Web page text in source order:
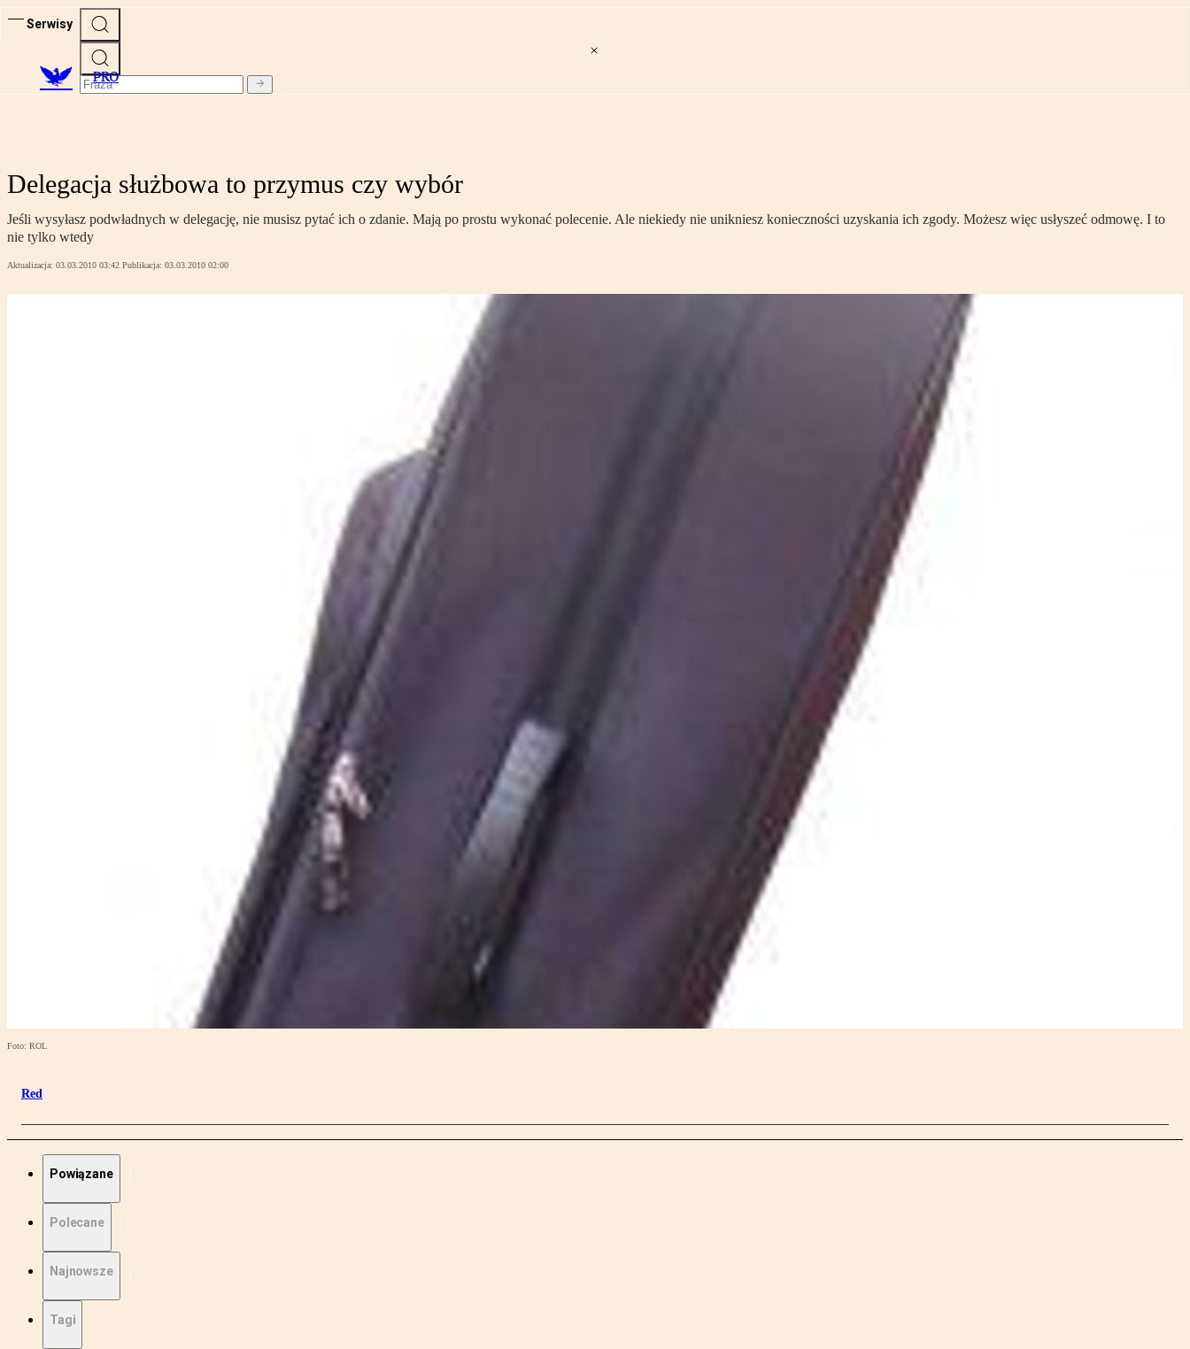
Serwisy
PRO
Delegacja służbowa to przymus czy wybór
Jeśli wysyłasz podwładnych w delegację, nie musisz pytać ich o zdanie. Mają po prostu wykonać polecenie. Ale niekiedy nie unikniesz konieczności uzyskania ich zgody. Możesz więc usłyszeć odmowę. I to
nie tylko wtedy
Aktualizacja: 03.03.2010 03:42 Publikacja: 03.03.2010 02:00
Foto: ROL
Red
Powiązane
Polecane
Najnowsze
Tagi